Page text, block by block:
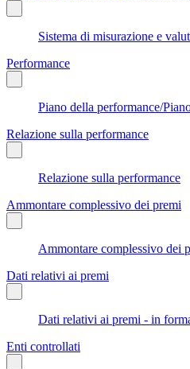
Sistema di misurazione e
Performance
Piano della performance/
Relazione sulla performance
Relazione sulla performance
Ammontare complessivo dei premi
Ammontare complessivo dei
Dati relativi ai premi
Dati relativi ai premi - in
Enti controllati